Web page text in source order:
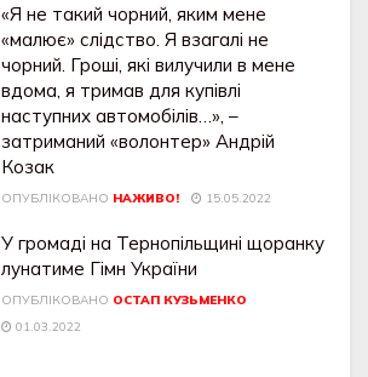
«Я не такий чорний, яким мене
«малює» слідство. Я взагалі не
чорний. Гроші, які вилучили в мене
вдома, я тримав для купівлі
наступних автомобілів…», –
затриманий «волонтер» Андрій
Козак
ОПУБЛІКОВАНО НАЖИВО! 15.05.2022
У громаді на Тернопільщині щоранку
лунатиме Гімн України
ОПУБЛІКОВАНО ОСТАП КУЗЬМЕНКО
01.03.2022